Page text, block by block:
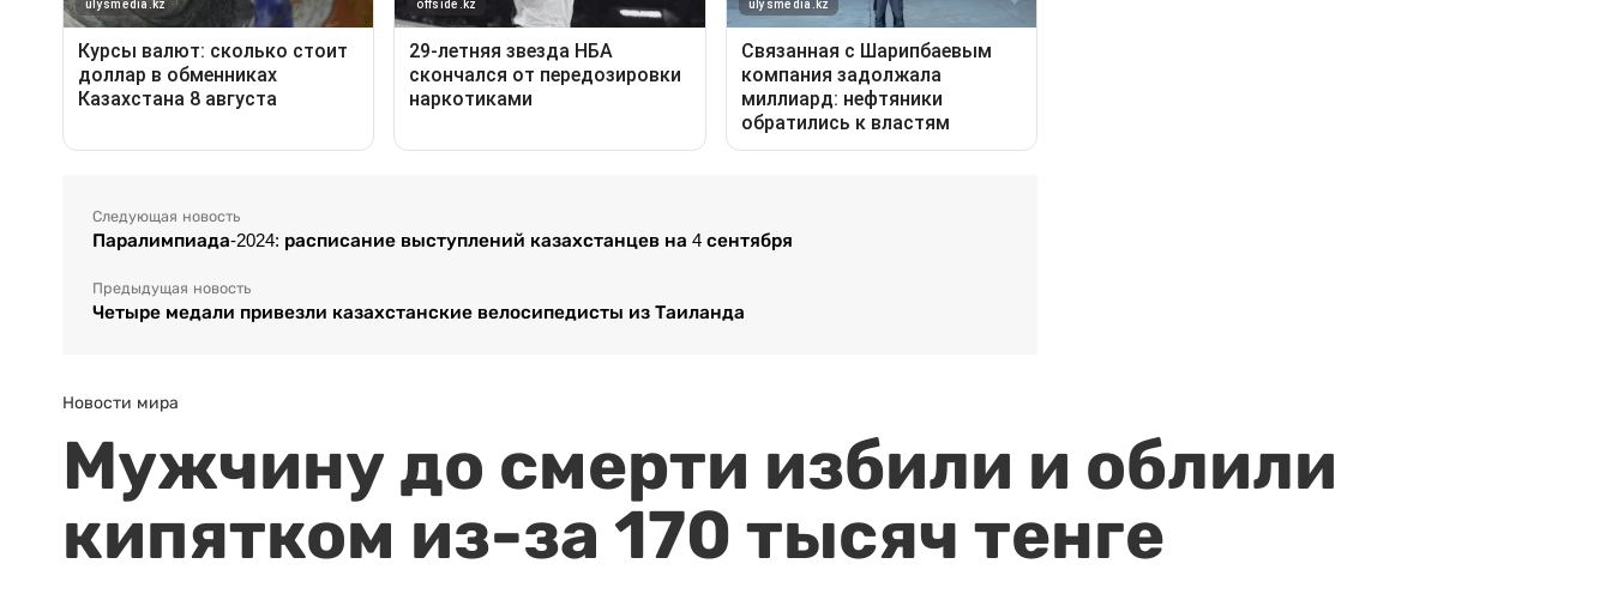
Следующая новость
Паралимпиада-2024: расписание выступлений казахстанцев на 4 сентября
Предыдущая новость
Четыре медали привезли казахстанские велосипедисты из Таиланда
Новости мира
Мужчину до смерти избили и облили
кипятком из-за 170 тысяч тенге